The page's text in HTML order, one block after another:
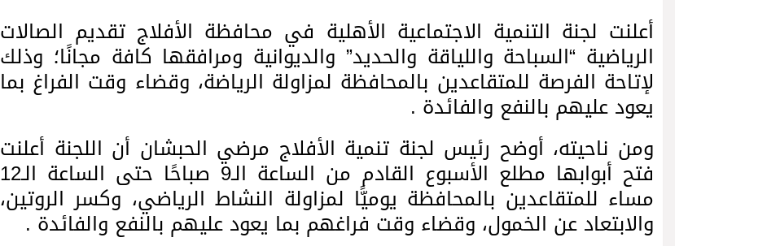
أعلنت لجنة التنمية الاجتماعية الأهلية في محافظة الأفلاج تقديم الصالات
الرياضية “السباحة واللياقة والحديد” والديوانية ومرافقها كافة مجانًا؛ وذلك
لإتاحة الفرصة للمتقاعدين بالمحافظة لمزاولة الرياضة، وقضاء وقت الفراغ بما
يعود عليهم بالنفع والفائدة .
ومن ناحيته، أوضح رئيس لجنة تنمية الأفلاج مرضي الحبشان أن اللجنة أعلنت
فتح أبوابها مطلع الأسبوع القادم من الساعة الـ9 صباحًا حتى الساعة الـ12
مساء للمتقاعدين بالمحافظة يوميًّا لمزاولة النشاط الرياضي، وكسر الروتين،
والابتعاد عن الخمول، وقضاء وقت فراغهم بما يعود عليهم بالنفع والفائدة .